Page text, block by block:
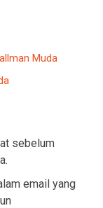
Muda
sebelum
email yang